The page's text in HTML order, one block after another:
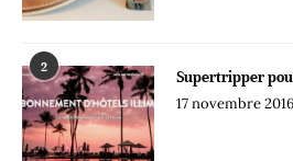
2
Supertripper
17 novembre 2016